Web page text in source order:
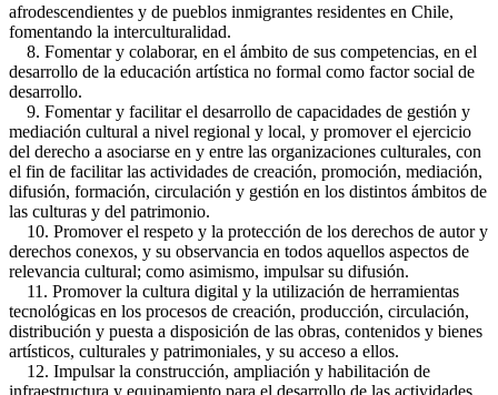
afrodescendientes y de pueblos inmigrantes residentes en Chile,
fomentando la interculturalidad.
8. Fomentar y colaborar, en el ámbito de sus competencias, en el
desarrollo de la educación artística no formal como factor social de
desarrollo.
9. Fomentar y facilitar el desarrollo de capacidades de gestión y
mediación cultural a nivel regional y local, y promover el ejercicio
del derecho a asociarse en y entre las organizaciones culturales, con
el fin de facilitar las actividades de creación, promoción, mediación,
difusión, formación, circulación y gestión en los distintos ámbitos de
las culturas y del patrimonio.
10. Promover el respeto y la protección de los derechos de autor y
derechos conexos, y su observancia en todos aquellos aspectos de
relevancia cultural; como asimismo, impulsar su difusión.
11. Promover la cultura digital y la utilización de herramientas
tecnológicas en los procesos de creación, producción, circulación,
distribución y puesta a disposición de las obras, contenidos y bienes
artísticos, culturales y patrimoniales, y su acceso a ellos.
12. Impulsar la construcción, ampliación y habilitación de
infraestructura y equipamiento para el desarrollo de las actividades